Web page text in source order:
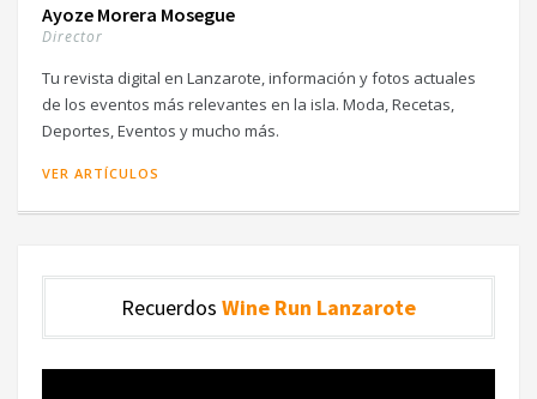
Ayoze Morera Mosegue
Director
Tu revista digital en Lanzarote, información y fotos actuales
de los eventos más relevantes en la isla. Moda, Recetas,
Deportes, Eventos y mucho más.
VER ARTÍCULOS
Recuerdos Wine Run Lanzarote